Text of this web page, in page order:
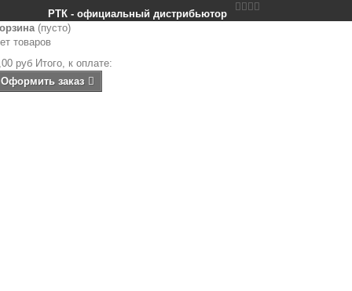


РТК - официальный дистрибьютор
(пусто)
товаров
руб Итого, к оплате:
Оформить заказ